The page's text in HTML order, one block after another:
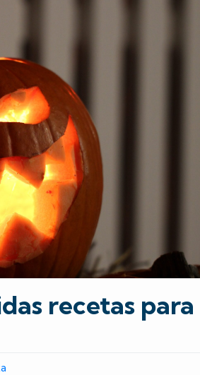
recetas para
on